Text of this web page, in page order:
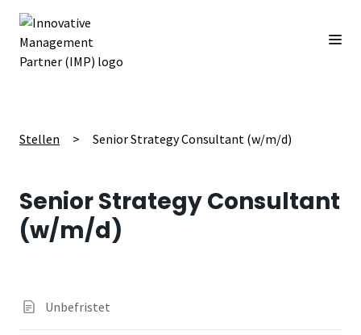
Stellen > Senior Strategy Consultant (w/m/d)
Senior Strategy Consultant
(w/m/d)
Unbefristet